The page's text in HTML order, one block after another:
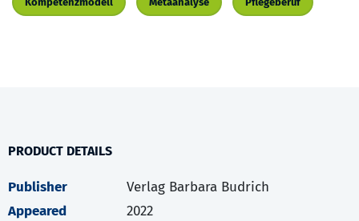
PRODUCT DETAILS
Publisher
Verlag Barbara Budrich
Appeared
2022